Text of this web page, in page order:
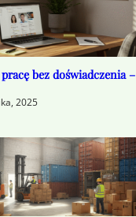
bez doświadczenia –
2025